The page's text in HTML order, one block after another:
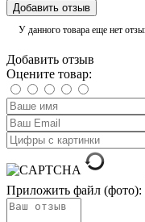
Добавить отзыв
У данного товара еще нет
Добавить отзыв
Оцените товар:
Приложить файл (фото):